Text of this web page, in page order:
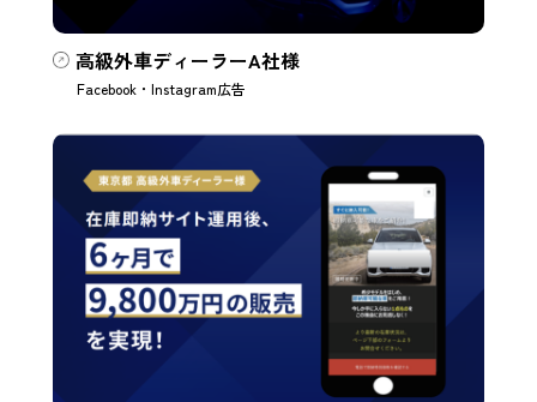
高級外車ディーラーA社様
Facebook・Instagram広告